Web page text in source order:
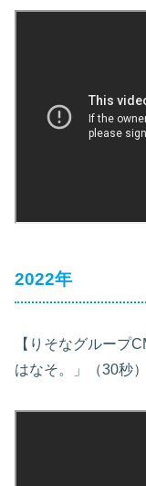
2022年
【りそなグループ
はなそ。」（30秒